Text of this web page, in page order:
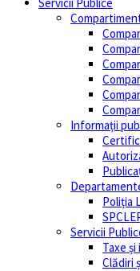
Informații
Poliția
Servicii
Taxe
Clădiri